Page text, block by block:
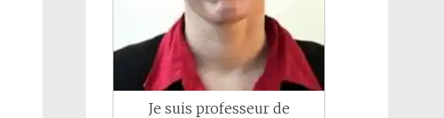
Je suis professeur de